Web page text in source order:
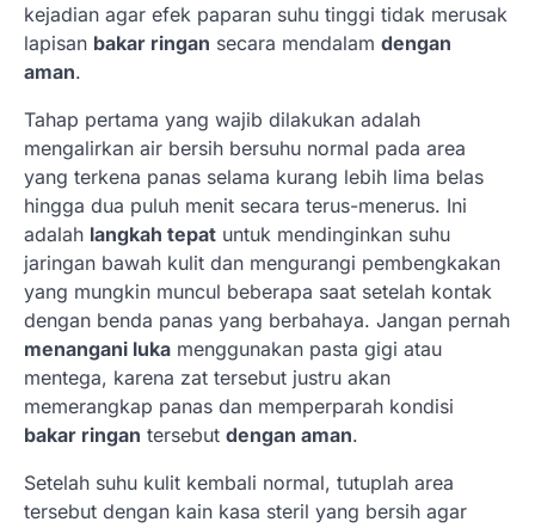
kejadian agar efek paparan suhu tinggi tidak merusak
lapisan bakar ringan secara mendalam dengan
aman.
Tahap pertama yang wajib dilakukan adalah
mengalirkan air bersih bersuhu normal pada area
yang terkena panas selama kurang lebih lima belas
hingga dua puluh menit secara terus-menerus. Ini
adalah langkah tepat untuk mendinginkan suhu
jaringan bawah kulit dan mengurangi pembengkakan
yang mungkin muncul beberapa saat setelah kontak
dengan benda panas yang berbahaya. Jangan pernah
menangani luka menggunakan pasta gigi atau
mentega, karena zat tersebut justru akan
memerangkap panas dan memperparah kondisi
bakar ringan tersebut dengan aman.
Setelah suhu kulit kembali normal, tutuplah area
tersebut dengan kain kasa steril yang bersih agar